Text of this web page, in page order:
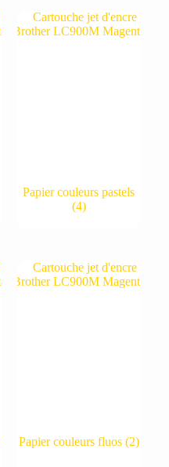
Papier couleurs pastels
(4)
Papier couleurs fluos (2)